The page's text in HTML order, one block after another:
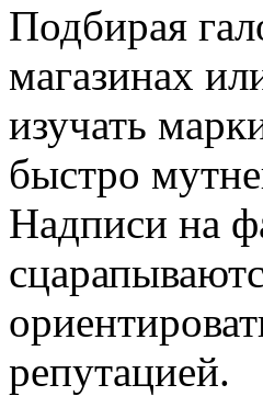
Подбирая
магазинах
изучать
быстро
Надписи на
репутацией.